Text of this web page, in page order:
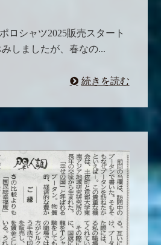
ロシャツ2025販売スタート
しましたが、春なの...
続きを読む